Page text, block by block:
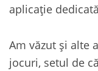
aplicație
Am văzut și alte
jocuri, setul de